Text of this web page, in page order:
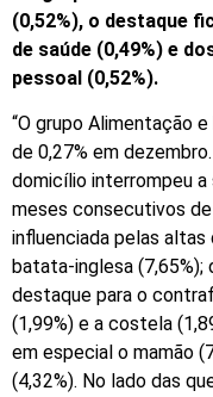
(0,52%), o destaque
de saúde (0,49%) e
pessoal (0,52%).
“O grupo Alimentação
de 0,27% em
domicílio interrompeu a
meses consecutivos de
influenciada pelas altas
batata-inglesa (7,65%);
destaque para o
(1,99%) e a costela
em especial o mamão
(4,32%). No lado das